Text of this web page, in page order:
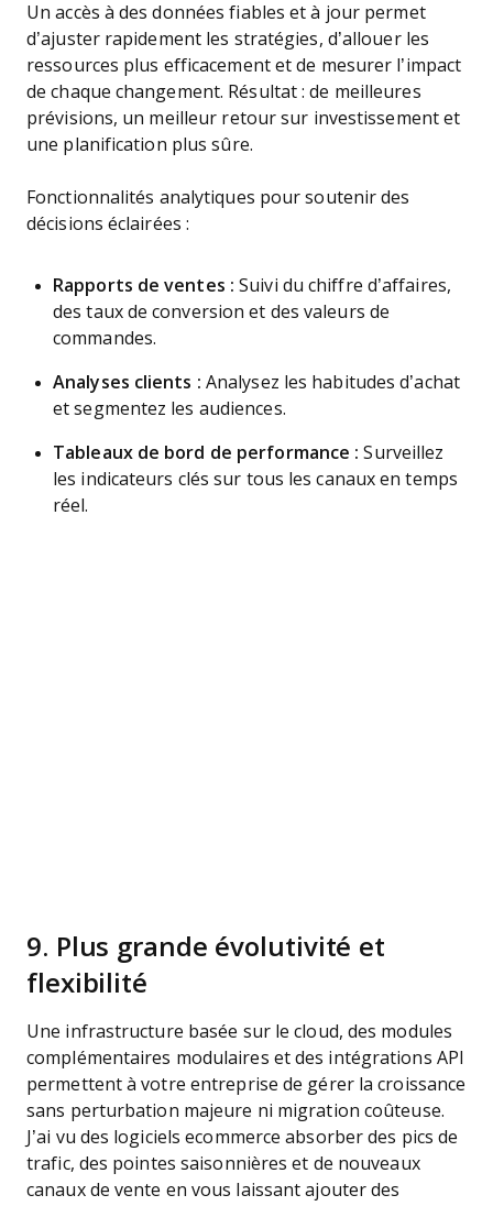
Un accès à des données fiables et à jour permet
d’ajuster rapidement les stratégies, d’allouer les
ressources plus efficacement et de mesurer l’impact
de chaque changement. Résultat : de meilleures
prévisions, un meilleur retour sur investissement et
une planification plus sûre.
Fonctionnalités analytiques pour soutenir des
décisions éclairées :
Rapports de ventes : Suivi du chiffre d’affaires,
des taux de conversion et des valeurs de
commandes.
Analyses clients : Analysez les habitudes d’achat
et segmentez les audiences.
Tableaux de bord de performance : Surveillez
les indicateurs clés sur tous les canaux en temps
réel.
9. Plus grande évolutivité et
flexibilité
Une infrastructure basée sur le cloud, des modules
complémentaires modulaires et des intégrations API
permettent à votre entreprise de gérer la croissance
sans perturbation majeure ni migration coûteuse.
J’ai vu des logiciels ecommerce absorber des pics de
trafic, des pointes saisonnières et de nouveaux
canaux de vente en vous laissant ajouter des